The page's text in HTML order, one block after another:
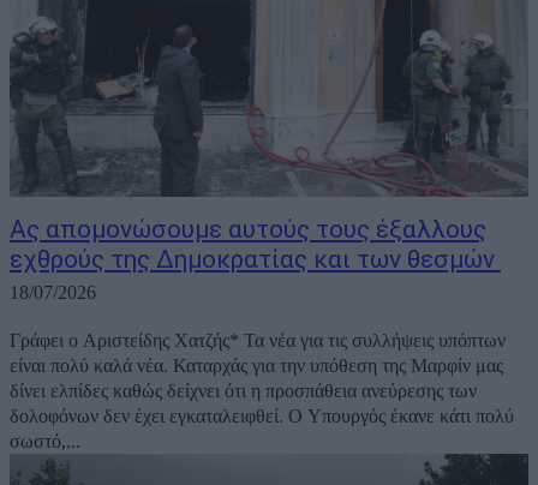
Ας απομονώσουμε αυτούς τους έξαλλους
εχθρούς της Δημοκρατίας και των θεσμών
18/07/2026
Γράφει ο Αριστείδης Χατζής* Τα νέα για τις συλλήψεις υπόπτων
είναι πολύ καλά νέα. Καταρχάς για την υπόθεση της Μαρφίν μας
δίνει ελπίδες καθώς δείχνει ότι η προσπάθεια ανεύρεσης των
δολοφόνων δεν έχει εγκαταλειφθεί. Ο Υπουργός έκανε κάτι πολύ
σωστό,...